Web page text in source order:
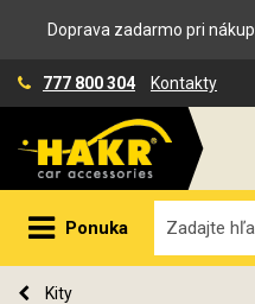
Doprava zadarmo pri
777 800 304 Kontakty
Ponuka
Kity